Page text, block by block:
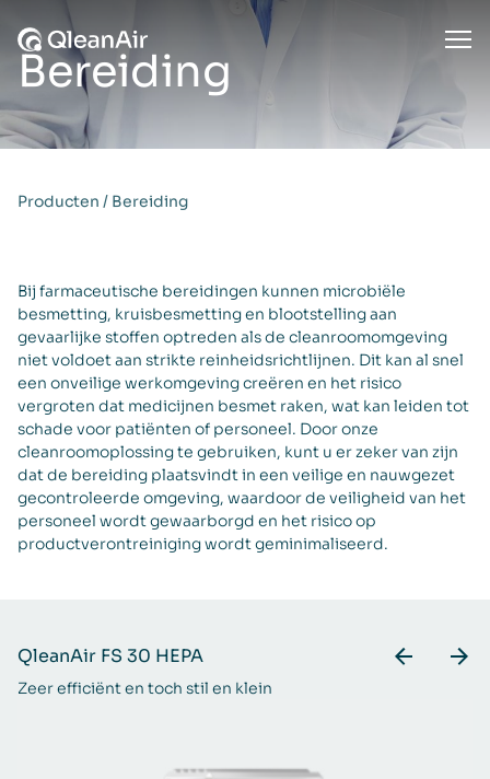
Bereiding
Producten / Bereiding
Bij farmaceutische bereidingen kunnen microbiële
besmetting, kruisbesmetting en blootstelling aan
gevaarlijke stoffen optreden als de cleanroomomgeving
niet voldoet aan strikte reinheidsrichtlijnen. Dit kan al snel
een onveilige werkomgeving creëren en het risico
vergroten dat medicijnen besmet raken, wat kan leiden tot
schade voor patiënten of personeel. Door onze
cleanroomoplossing te gebruiken, kunt u er zeker van zijn
dat de bereiding plaatsvindt in een veilige en nauwgezet
gecontroleerde omgeving, waardoor de veiligheid van het
personeel wordt gewaarborgd en het risico op
productverontreiniging wordt geminimaliseerd.
QleanAir FS 30 HEPA
Zeer efficiënt en toch stil en klein